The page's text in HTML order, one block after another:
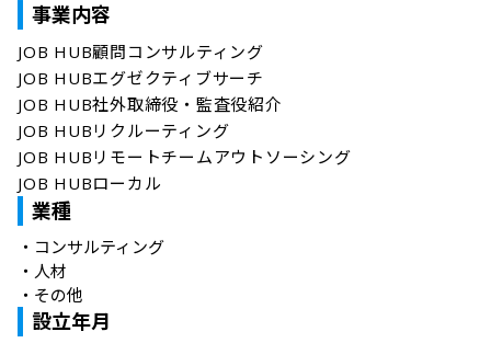
事業内容
JOB HUB顧問コンサルティング
JOB HUBエグゼクティブサーチ
JOB HUB社外取締役・監査役紹介
JOB HUBリクルーティング
JOB HUBリモートチームアウトソーシング
JOB HUBローカル
業種
・ コンサルティング
・ 人材
・ その他
設立年月